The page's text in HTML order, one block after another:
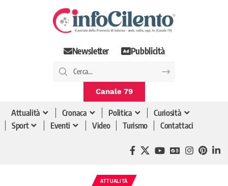
Newsletter Pubblicità
Canale 79
Attualità Cronaca Politica
Curiosità
Sport
Eventi Video Turismo Contattaci
ATTUALITÀ